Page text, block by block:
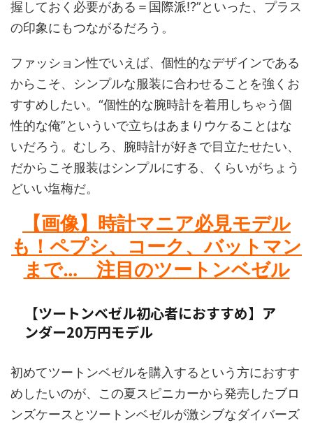
握しておく必要がある＝国際派⁉”といった、プラス
の印象にもつながるだろう。
ファッション性でいえば、個性的なデザインである
からこそ、シンプルな服装に合わせることを強くお
すすめしたい。“個性的な腕時計を着用しちゃう個
性的な俺”といういで立ちはあまりウケることはな
いだろう。むしろ、腕時計が好きで目立たせたい、
だからこそ服装はシンプルにする、くらいがちょう
どいい塩梅だ。
【画像】時計マニア必見モデル
も！ペプシ、コーク、バットマン
まで… 注目のツートンベゼル
【ツートンベゼル初心者におすすめ】ア
ンダー20万円モデル
初めてツートンベゼルを購入するという方におすす
めしたいのが、この夏スピニカーから発売したブロ
ンズケースとツートンベゼルが激シブなダイバーズ